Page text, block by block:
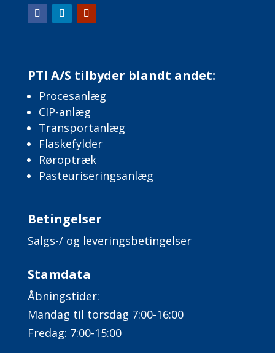
​PTI A/S tilbyder blandt andet:
Procesanlæg
CIP-anlæg
Transportanlæg
Flaskefylder
​Røroptræk
Pasteuriseringsanlæg
Betingelser
Salgs-/ og leveringsbetingelser
Stamdata
Åbningstider:
Mandag til torsdag 7:00-16:00
Fredag: 7:00-15:00​​​